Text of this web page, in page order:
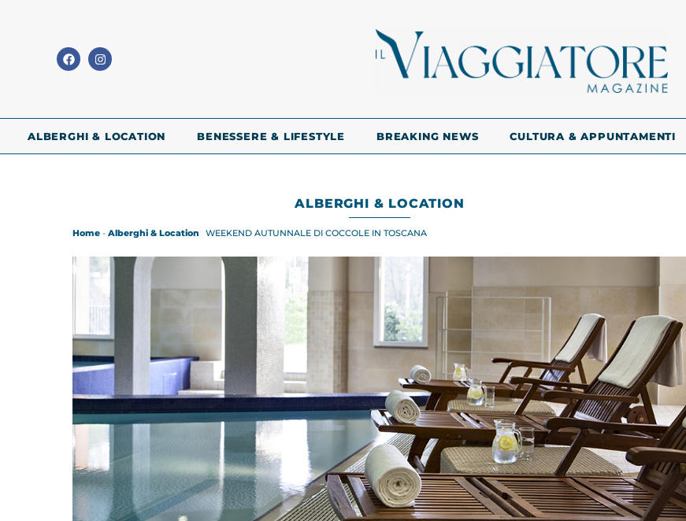
ALBERGHI & LOCATION BENESSERE & LIFESTYLE BREAKING NEWS CULTURA & APPUNTAMENTI
ALBERGHI & LOCATION
Home - Alberghi & Location WEEKEND AUTUNNALE DI COCCOLE IN TOSCANA